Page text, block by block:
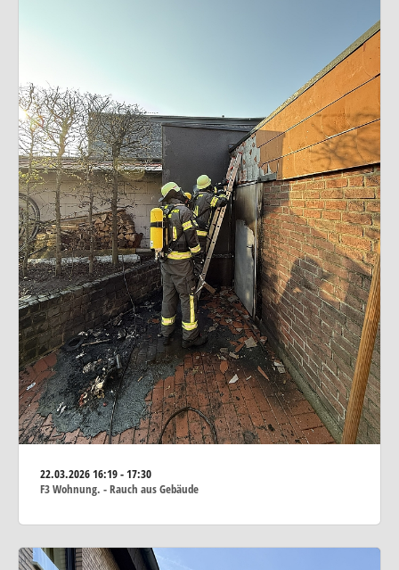
22.03.202616:19 - 17:30
F3 Wohnung. - Rauch aus Gebäude